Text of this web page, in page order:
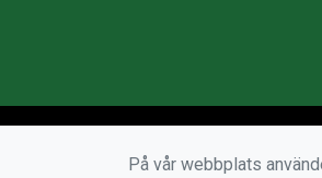
På vår webbplats